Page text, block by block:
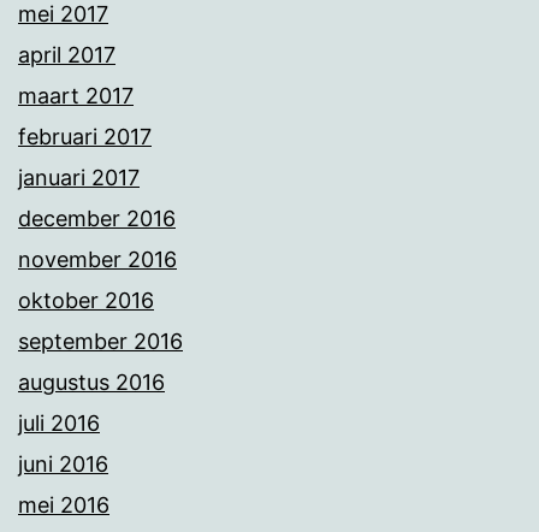
mei 2017
april 2017
maart 2017
februari 2017
januari 2017
december 2016
november 2016
oktober 2016
september 2016
augustus 2016
juli 2016
juni 2016
mei 2016